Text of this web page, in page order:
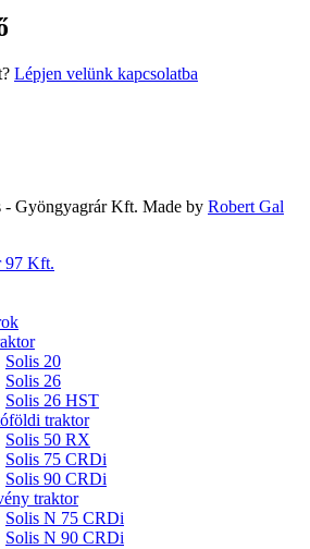
Lépjen velünk kapcsolatba
Gyöngyagrár Kft. Made by Robert Gal
97 Kft.
Solis 20
Solis 26
Solis 26 HST
traktor
Solis 50 RX
Solis 75 CRDi
Solis 90 CRDi
traktor
Solis N 75 CRDi
Solis N 90 CRDi